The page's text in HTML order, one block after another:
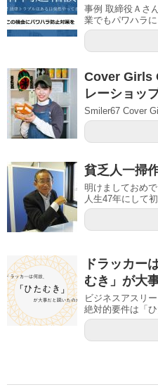
事例 取締役Ａさ
業でもパワハラ
Cover Girls
レーショップ
Smiler67 Cover
貧乏人一掃
明けましておめ
人生47年にして
ドラッカー
むき」が大
ビジネスアスリ
絶対的要件は「